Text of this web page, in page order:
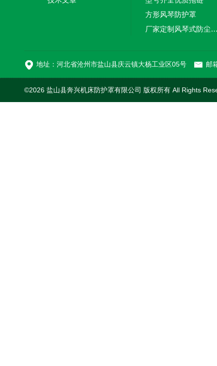
方形风琴防护罩
厂家定制风琴式
地址：河北省沧州市盐山县庆云镇大杨工业区05号 邮
©2026 盐山县奔兴机床防护罩有限公司 版权所有 All Rights